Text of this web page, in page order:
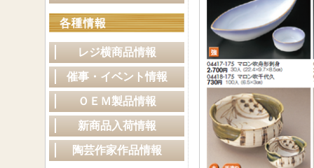
レジ横商品情報
催事・イベント情報
ＯＥＭ製品情報
新商品入荷情報
陶芸作家作品情報